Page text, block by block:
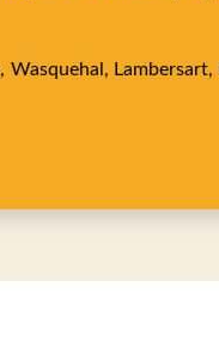
Wasquehal, Lambersart,